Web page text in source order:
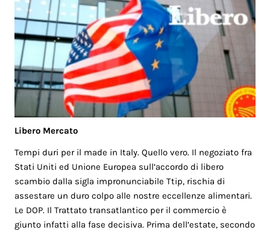
Libero Mercato
Tempi duri per il made in Italy. Quello vero. Il negoziato fra
Stati Uniti ed Unione Europea sull’accordo di libero
scambio dalla sigla impronunciabile Ttip, rischia di
assestare un duro colpo alle nostre eccellenze alimentari.
Le DOP. Il Trattato transatlantico per il commercio è
giunto infatti alla fase decisiva. Prima dell’estate, secondo